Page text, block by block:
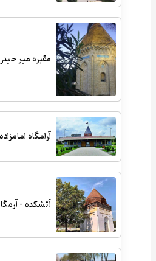
مقبره میر
آرامگاه
آتشکده -